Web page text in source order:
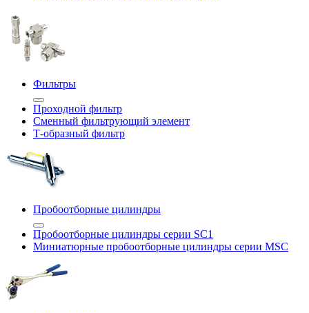
Фильтры
Проходной фильтр
Сменный фильтрующий элемент
Т-образный фильтр
Пробоотборные цилиндры
Пробоотборные цилиндры серии SC1
Миниатюрные пробоотборные цилиндры серии MSC